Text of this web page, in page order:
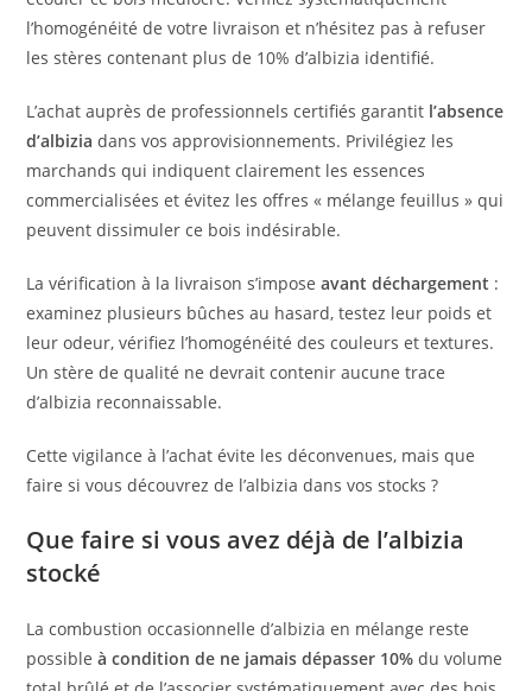
l’homogénéité de votre livraison et n’hésitez pas à refuser
les stères contenant plus de 10% d’albizia identifié.
L’achat auprès de professionnels certifiés garantit l’absence
d’albizia dans vos approvisionnements. Privilégiez les
marchands qui indiquent clairement les essences
commercialisées et évitez les offres « mélange feuillus » qui
peuvent dissimuler ce bois indésirable.
La vérification à la livraison s’imposeavant déchargement :
examinez plusieurs bûches au hasard, testez leur poids et
leur odeur, vérifiez l’homogénéité des couleurs et textures.
Un stère de qualité ne devrait contenir aucune trace
d’albizia reconnaissable.
Cette vigilance à l’achat évite les déconvenues, mais que
faire si vous découvrez de l’albizia dans vos stocks ?
Que faire si vous avez déjà de l’albizia
stocké
La combustion occasionnelle d’albizia en mélange reste
possibleà condition de ne jamais dépasser 10% du volume